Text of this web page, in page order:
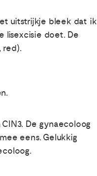
uitstrijkje bleek dat ik
lisexcisie doet. De
red).
De gynaecoloog
eens. Gelukkig